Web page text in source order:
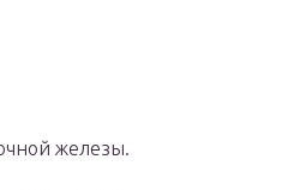
железы.